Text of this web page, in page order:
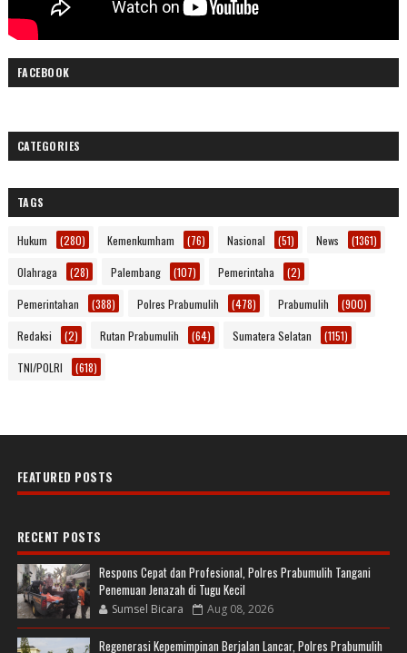
FACEBOOK
CATEGORIES
TAGS
Hukum (280) Kemenkumham (76) Nasional (51) News (1361)
Olahraga (28) Palembang (107) Pemerintaha (2)
Pemerintahan (388) Polres Prabumulih (478) Prabumulih (900)
Redaksi (2) Rutan Prabumulih (64) Sumatera Selatan (1151)
TNI/POLRI (618)
FEATURED POSTS
RECENT POSTS
Respons Cepat dan Profesional, Polres Prabumulih Tangani
Penemuan Jenazah di Tugu Kecil
Sumsel Bicara Aug 08, 2026
Regenerasi Kepemimpinan Berjalan Lancar, Polres Prabumulih